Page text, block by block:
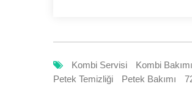
Kombi Servisi Kombi Bakımı
Petek Temizliği
Petek Bakımı